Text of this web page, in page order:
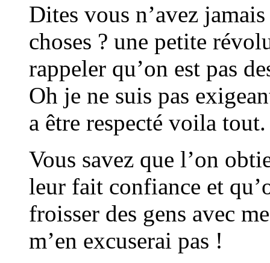
Dites vous n’avez
choses ? une petite
rappeler qu’on est pas
Oh je ne suis pas
a être respecté voila tout.
Vous savez que l’on
leur fait confiance et
froisser des gens avec
m’en excuserai pas !